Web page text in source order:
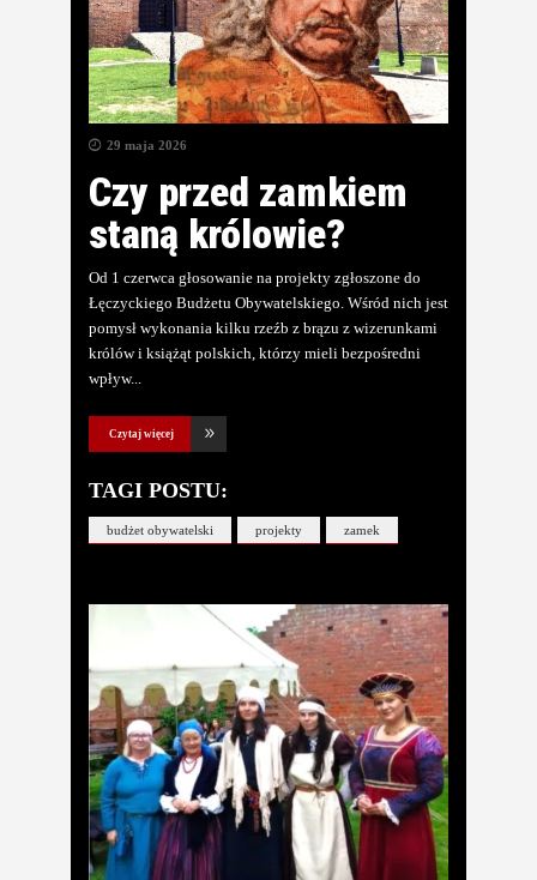
29 maja 2026
Czy przed zamkiem
staną królowie?
Od 1 czerwca głosowanie na projekty zgłoszone do
Łęczyckiego Budżetu Obywatelskiego. Wśród nich jest
pomysł wykonania kilku rzeźb z brązu z wizerunkami
królów i książąt polskich, którzy mieli bezpośredni
wpływ
Czytaj więcej
TAGI POSTU:
budżet obywatelski projekty zamek